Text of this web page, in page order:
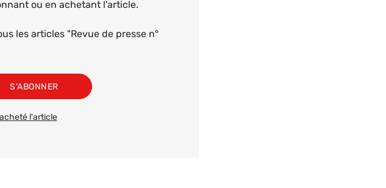
ou en achetant l'article.
les articles "Revue de presse n°
S'ABONNER
l'article